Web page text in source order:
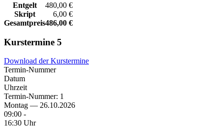
Entgelt
480,00 €
Skript
6,00 €
Gesamtpreis486,00 €
Kurstermine 5
Download der Kurstermine
Termin-Nummer
Datum
Uhrzeit
Termin-Nummer: 1
Montag — 26.10.2026
09:00 -
16:30 Uhr